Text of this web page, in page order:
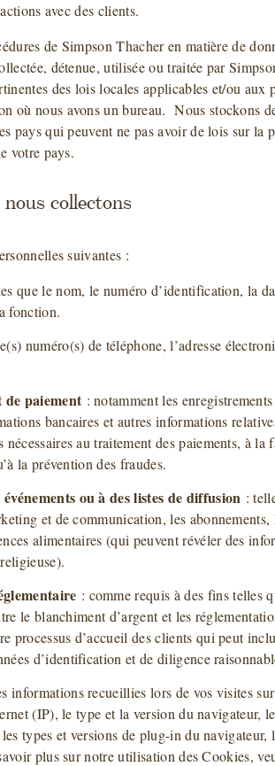
avec des clients.
de Simpson Thacher en matière de
détenue, utilisée ou traitée par
des lois locales applicables et/ou aux
où nous avons un bureau. Nous stockons
pays qui peuvent ne pas avoir de lois sur la
votre pays.
collectons
suivantes :
que le nom, le numéro d’identification, la
fonction.
numéro(s) de téléphone, l’adresse
paiement: notamment les enregistrements
bancaires et autres informations
au traitement des paiements, à la
la prévention des fraudes.
ou à des listes de diffusion :
et de communication, les abonnements,
alimentaires (qui peuvent révéler des
: comme requis à des fins telles
le blanchiment d’argent et les
processus d’accueil des clients qui peut
d’identification et de diligence
informations recueillies lors de vos visites
(IP), le type et la version du navigateur,
types et versions de plug-in du navigateur,
plus sur notre utilisation des Cookies,